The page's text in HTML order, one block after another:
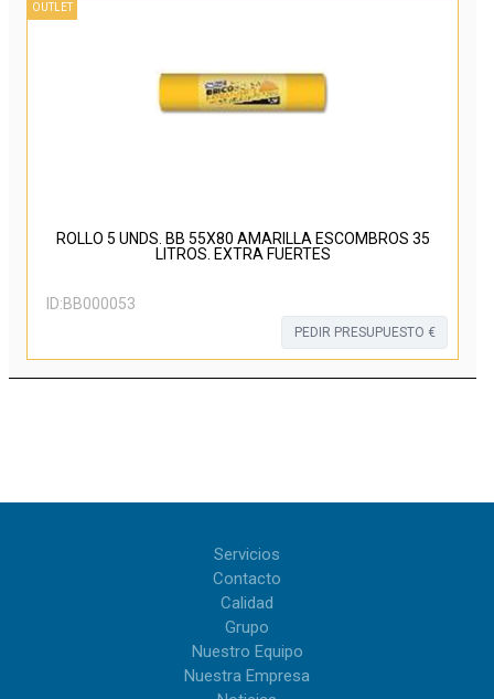
OUTLET
ROLLO 5 UNDS. BB 55X80 AMARILLA ESCOMBROS 35
LITROS. EXTRA FUERTES
ID:BB000053
PEDIR PRESUPUESTO €
Servicios
Contacto
Calidad
Grupo
Nuestro Equipo
Nuestra Empresa